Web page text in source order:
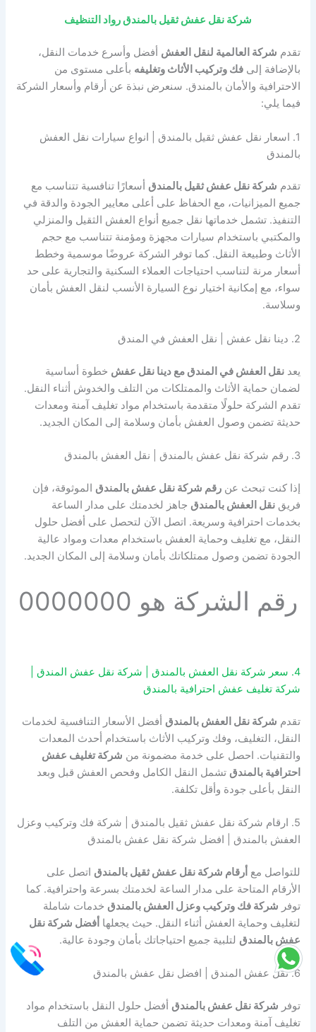
شركة نقل عفش ثقيل بالمندق رواد التنظيف
تقدم شركة العالمية لنقل العفش أفضل وأسرع خدمات النقل،
بالإضافة إلىفك وتركيب الأثاث وتغليفه بأعلى مستوى من
الاحترافية والأمان بالمندق. سنعرض نبذة عن أرقام وأسعار الشركة
فيما يلي:
1. اسعار نقل عفش ثقيل بالمندق | انواع سيارات نقل العفش
بالمندق
تقدم شركة نقل عفش ثقيل بالمندق أسعارًا تنافسية تتناسب مع
جميع الميزانيات، مع الحفاظ على أعلى معايير الجودة والدقة في
التنفيذ. تشمل خدماتها نقل جميع أنواع العفش الثقيل والمنزلي
والمكتبي باستخدام سيارات مجهزة ومؤمنة تتناسب مع حجم
الأثاث وطبيعة النقل. كما توفر الشركة عروضًا موسمية وخطط
أسعار مرنة لتناسب احتياجات العملاء السكنية والتجارية على حد
سواء، مع إمكانية اختيار نوع السيارة الأنسب لنقل العفش بأمان
وسلاسة.
2. دينا نقل عفش | نقل العفش في المندق
يعدنقل العفش في المندق مع دينا نقل عفش خطوة أساسية
لضمان حماية الأثاث والممتلكات من التلف والخدوش أثناء النقل.
تقدم الشركة حلولًا متقدمة باستخدام مواد تغليف آمنة ومعدات
حديثة تضمن وصول العفش بأمان وسلامة إلى المكان الجديد.
3. رقم شركة نقل عفش بالمندق | نقل العفش بالمندق
إذا كنت تبحث عنرقم شركة نقل عفش بالمندق الموثوقة، فإن
فريقنقل العفش بالمندق جاهز لخدمتك على مدار الساعة
بخدمات احترافية وسريعة. اتصل الآن لتحصل على أفضل حلول
النقل، مع تغليف وحماية العفش باستخدام معدات ومواد عالية
الجودة تضمن وصول ممتلكاتك بأمان وسلامة إلى المكان الجديد.
رقم الشركة هو 0000000
4. سعر شركة نقل العفش بالمندق | شركة نقل عفش المندق |
شركة تغليف عفش احترافية بالمندق
تقدم شركة نقل العفش بالمندق أفضل الأسعار التنافسية لخدمات
النقل، التغليف، وفك وتركيب الأثاث باستخدام أحدث المعدات
والتقنيات. احصل على خدمة مضمونة من شركة تغليف عفش
احترافية بالمندق تشمل النقل الكامل وفحص العفش قبل وبعد
النقل بأعلى جودة وأقل تكلفة.
5. ارقام شركة نقل عفش ثقيل بالمندق | شركة فك وتركيب وعزل
العفش بالمندق | افضل شركة نقل عفش بالمندق
للتواصل مع أرقام شركة نقل عفش ثقيل بالمندق اتصل على
الأرقام المتاحة على مدار الساعة لخدمتك بسرعة واحترافية. كما
توفر شركة فك وتركيب وعزل العفش بالمندق خدمات شاملة
لتغليف وحماية العفش أثناء النقل. حيث يجعلها أفضل شركة نقل
عفش بالمندق لتلبية جميع احتياجاتك بأمان وجودة عالية.
6. نقل عفش المندق | افضل نقل عفش بالمندق
توفر شركة نقل عفش بالمندق أفضل حلول النقل باستخدام مواد
تغليف آمنة ومعدات حديثة تضمن حماية العفش من التلف